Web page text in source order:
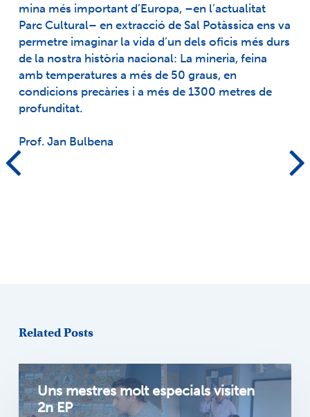
mina més important d’Europa, –en l’actualitat
Parc Cultural– en extracció de Sal Potàssica ens va
permetre imaginar la vida d’un dels oficis més durs
de la nostra història nacional: La mineria, feina
amb temperatures a més de 50 graus, en
condicions precàries i a més de 1300 metres de
profunditat.
Prof. Jan Bulbena
Related Posts
Uns mestres molt especials visiten
2n EP